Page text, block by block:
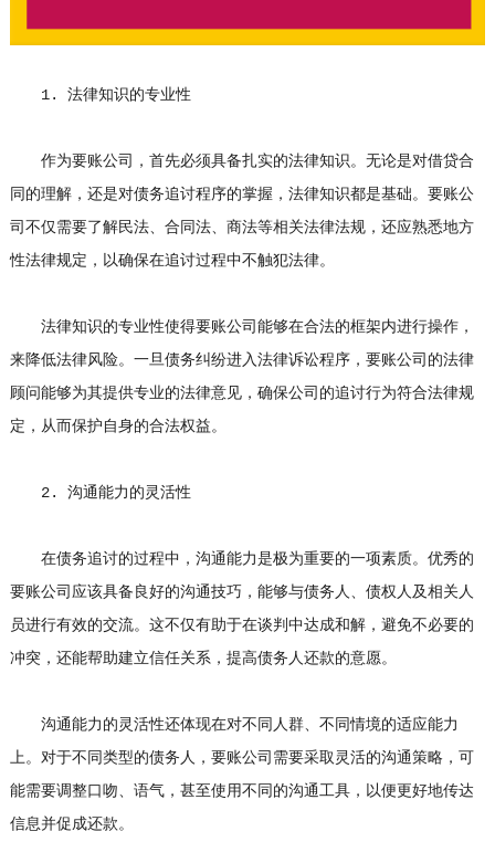
1. 法律知识的专业性
作为要账公司，首先必须具备扎实的法律知识。无论是对借贷合
同的理解，还是对债务追讨程序的掌握，法律知识都是基础。要账公
司不仅需要了解民法、合同法、商法等相关法律法规，还应熟悉地方
性法律规定，以确保在追讨过程中不触犯法律。
法律知识的专业性使得要账公司能够在合法的框架内进行操作，
来降低法律风险。一旦债务纠纷进入法律诉讼程序，要账公司的法律
顾问能够为其提供专业的法律意见，确保公司的追讨行为符合法律规
定，从而保护自身的合法权益。
2. 沟通能力的灵活性
在债务追讨的过程中，沟通能力是极为重要的一项素质。优秀的
要账公司应该具备良好的沟通技巧，能够与债务人、债权人及相关人
员进行有效的交流。这不仅有助于在谈判中达成和解，避免不必要的
冲突，还能帮助建立信任关系，提高债务人还款的意愿。
沟通能力的灵活性还体现在对不同人群、不同情境的适应能力
上。对于不同类型的债务人，要账公司需要采取灵活的沟通策略，可
能需要调整口吻、语气，甚至使用不同的沟通工具，以便更好地传达
信息并促成还款。